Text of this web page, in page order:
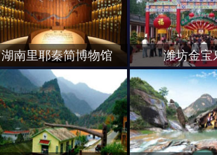
湖南里耶秦简博物馆 潍坊金宝